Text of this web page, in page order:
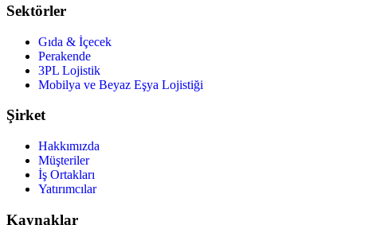
Sektörler
Gıda & İçecek
Perakende
3PL Lojistik
Mobilya ve Beyaz Eşya Lojistiği
Şirket
Hakkımızda
Müşteriler
İş Ortakları
Yatırımcılar
Kaynaklar